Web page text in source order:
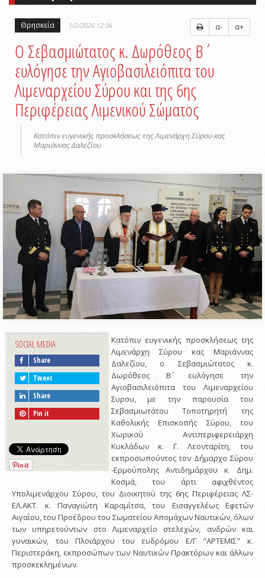
Θρησκεία 1/2/2026 12:36 α- α+
Ο Σεβασμιώτατος κ. Δωρόθεος Β΄
ευλόγησε την Αγιοβασιλειόπιτα του
Λιμεναρχείου Σύρου και της 6ης
Περιφέρειας Λιμενικού Σώματος
Κατόπιν ευγενικής προσκλήσεως της Λιμενάρχη Σύρου κας
Μαριάννας Δαλεζίου
SOCIAL MEDIA
Share
Tweet
Share
Pin it
Κατόπιν ευγενικής προσκλήσεως της
Λιμενάρχη Σύρου κας Μαριάννας
Δαλεζίου, ο Σεβασμιώτατος κ.
Δωρόθεος Β΄ ευλόγησε την
Αγιοβασιλειόπιτα του Λιμεναρχείου
Συρου, με την παρουσία του
Σεβασμιωτάτου Τοποτηρητή της
Καθολικής Επισκοπής Σύρου, του
Χωρικού Αντιπεριφερειάρχη
Κυκλάδων κ. Γ. Λεονταρίτη, του
εκπροσωπούντος τον Δήμαρχο Σύρου
-Ερμούπολης Αντιδημάρχου κ. Δημ.
Κοσμά, του άρτι αφιχθέντος
Υπολιμενάρχου Σύρου, του Διοικητού της 6ης Περιφέρειας ΛΣ-
ΕΛ.ΑΚΤ. κ. Παναγιώτη Καραμίτσα, του Εισαγγελέως Εφετών
Αιγαίου, του Προέδρου του Σωματείου Απομάχων Ναυτικών, όλων
των υπηρετούντων στο Λιμεναρχείο στελεχών, ανδρών και
γυναικών, του Πλοιάρχου του ευδρόμου Ε/Γ "ΑΡΤΕΜΙΣ" κ.
Περιστεράκη, εκπροσώπων των Ναυτικών Πρακτόρων και άλλων
προσκεκλημένων.